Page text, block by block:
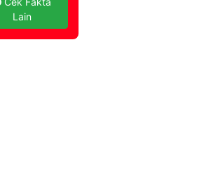
Lain